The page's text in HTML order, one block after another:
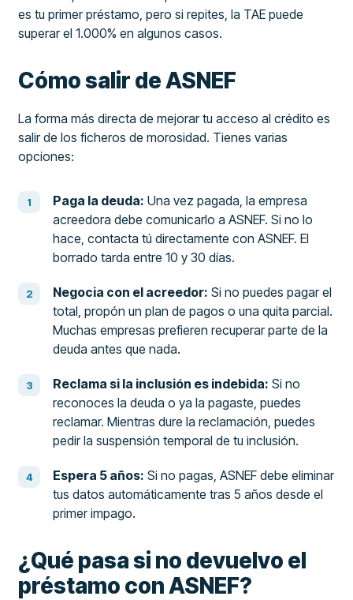
es tu primer préstamo, pero si repites, la TAE puede
superar el 1.000% en algunos casos.
Cómo salir de ASNEF
La forma más directa de mejorar tu acceso al crédito es
salir de los ficheros de morosidad. Tienes varias
opciones:
Paga la deuda: Una vez pagada, la empresa
acreedora debe comunicarlo a ASNEF. Si no lo
hace, contacta tú directamente con ASNEF. El
borrado tarda entre 10 y 30 días.
Negocia con el acreedor: Si no puedes pagar el
total, propón un plan de pagos o una quita parcial.
Muchas empresas prefieren recuperar parte de la
deuda antes que nada.
Reclama si la inclusión es indebida: Si no
reconoces la deuda o ya la pagaste, puedes
reclamar. Mientras dure la reclamación, puedes
pedir la suspensión temporal de tu inclusión.
Espera 5 años: Si no pagas, ASNEF debe eliminar
tus datos automáticamente tras 5 años desde el
primer impago.
¿Qué pasa si no devuelvo el
préstamo con ASNEF?